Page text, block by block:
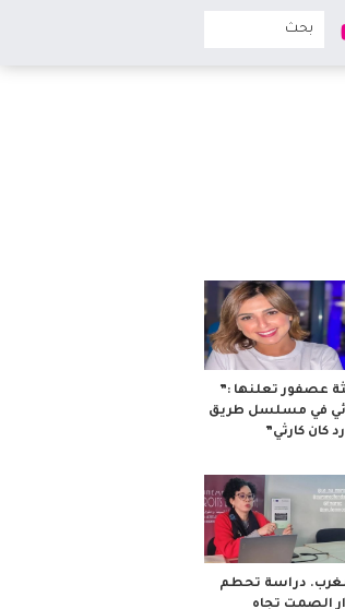
عصفور تعلنها :”
في مسلسل طريق
كان كارثي”
دراسة تحطم
الصمت تجاه